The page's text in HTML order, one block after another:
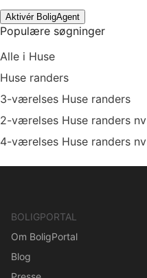
Aktivér BoligAgent
Populære søgninger
Alle i Huse
Huse randers
3-værelses Huse randers
2-værelses Huse randers nv
4-værelses Huse randers nv
BOLIGPORTAL
Om BoligPortal
Blog